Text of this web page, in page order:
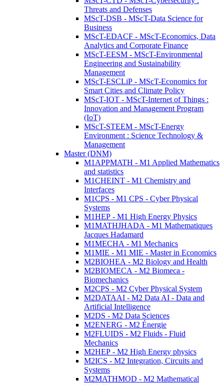
Threats and Defenses
MScT-DSB - MScT-Data Science for
Business
MScT-EDACF - MScT-Economics, Data
Analytics and Corporate Finance
MScT-EESM - MScT-Environmental
Engineering and Sustainability
Management
MScT-ESCLiP - MScT-Economics for
Smart Cities and Climate Policy
MScT-IOT - MScT-Internet of Things :
Innovation and Management Program
(IoT)
MScT-STEEM - MScT-Energy
Environment : Science Technology &
Management
Master (DNM)
M1APPMATH - M1 Applied Mathematics
and statistics
M1CHEINT - M1 Chemistry and
Interfaces
M1CPS - M1 CPS - Cyber Physical
Systems
M1HEP - M1 High Energy Physics
M1MATHJHADA - M1 Mathematiques
Jacques Hadamard
M1MECHA - M1 Mechanics
M1MIE - M1 MIE - Master in Economics
M2BIOHEA - M2 Biology and Health
M2BIOMECA - M2 Biomeca -
Biomechanics
M2CPS - M2 Cyber Physical System
M2DATAAI - M2 Data AI - Data and
Artificial Intelligence
M2DS - M2 Data Sciences
M2ENERG - M2 Énergie
M2FLUIDS - M2 Fluids - Fluid
Mechanics
M2HEP - M2 High Energy physics
M2ICS - M2 Integration, Circuits and
Systems
M2MATHMOD - M2 Mathematical